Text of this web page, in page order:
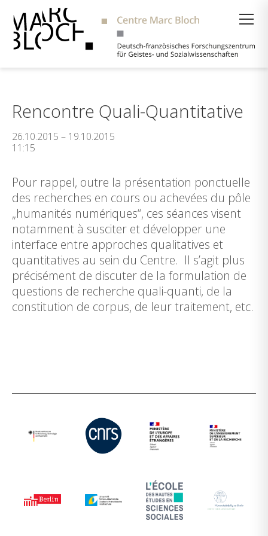
Rencontre Quali-Quantitative
26.10.2015 – 19.10.2015
11:15
Pour rappel, outre la présentation ponctuelle
des recherches en cours ou achevées du pôle
„humanités numériques“, ces séances visent
notamment à susciter et développer une
interface entre approches qualitatives et
quantitatives au sein du Centre. Il s’agit plus
précisément de discuter de la formulation de
questions de recherche quali-quanti, de la
constitution de corpus, de leur traitement, etc.